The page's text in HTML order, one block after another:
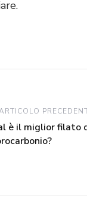
è il miglior filato